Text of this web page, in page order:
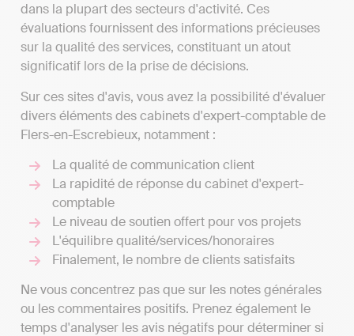
dans la plupart des secteurs d'activité. Ces
évaluations fournissent des informations précieuses
sur la qualité des services, constituant un atout
significatif lors de la prise de décisions.
Sur ces sites d'avis, vous avez la possibilité d'évaluer
divers éléments des cabinets d'expert-comptable de
Flers-en-Escrebieux, notamment :
La qualité de communication client
La rapidité de réponse du cabinet d'expert-
comptable
Le niveau de soutien offert pour vos projets
L'équilibre qualité/services/honoraires
Finalement, le nombre de clients satisfaits
Ne vous concentrez pas que sur les notes générales
ou les commentaires positifs. Prenez également le
temps d'analyser les avis négatifs pour déterminer si